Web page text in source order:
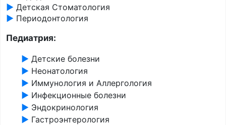
► Детская Стоматология
► Периодонтология
Педиатрия:
► Детские болезни
► Неонатология
► Иммунология и Аллергология
► Инфекционные болезни
► Эндокринология
► Гастроэнтерология